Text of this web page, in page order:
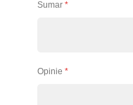
Sumar
Opinie